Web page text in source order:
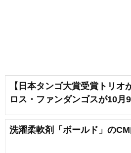
【日本タンゴ大賞受賞トリオ
ロス・ファンダンゴスが10月
洗濯柔軟剤「ボールド」の